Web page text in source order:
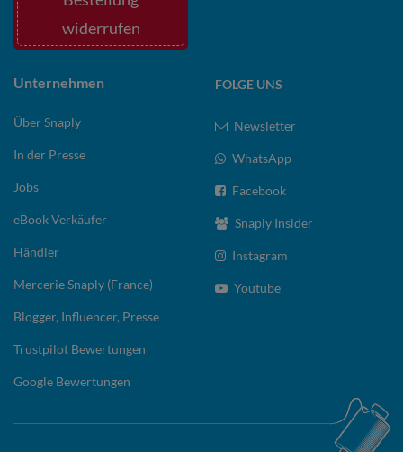
widerrufen
Unternehmen
Über Snaply
In der Presse
Jobs
eBook Verkäufer
Händler
Mercerie Snaply (France)
Blogger, Influencer, Presse
Trustpilot Bewertungen
Google Bewertungen
FOLGE UNS
Newsletter
WhatsApp
Facebook
Snaply Insider
Instagram
Youtube